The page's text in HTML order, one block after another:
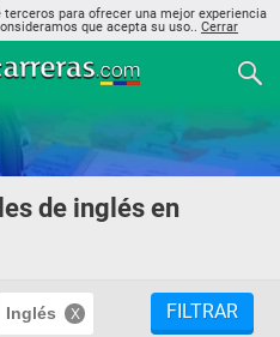
para ofrecer una mejor experiencia
que acepta su uso.. Cerrar
de inglés en
Inglés FILTRAR